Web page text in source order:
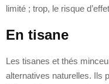
limité ; trop, le risque
En tisane
Les tisanes et thés
alternatives naturelles. Ils